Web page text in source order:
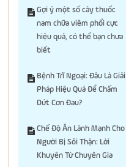
Gợi ý một số cây thuốc
nam chữa viêm phổi cực
hiệu quả, có thể bạn chưa
biết
Bệnh Trĩ Ngoại: Đâu Là Giải
Pháp Hiệu Quả Để Chấm
Dứt Cơn Đau?
Chế Độ Ăn Lành Mạnh Cho
Người Bị Sỏi Thận: Lời
Khuyên Từ Chuyên Gia